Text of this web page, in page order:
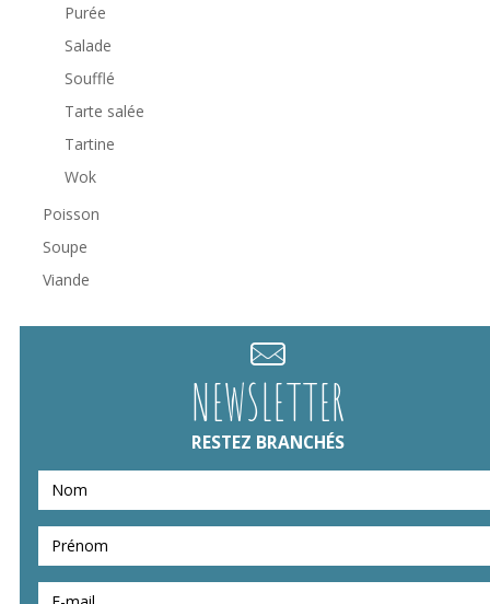
Purée
Salade
Soufflé
Tarte salée
Tartine
Wok
Poisson
Soupe
Viande
NEWSLETTER
RESTEZ BRANCHÉS